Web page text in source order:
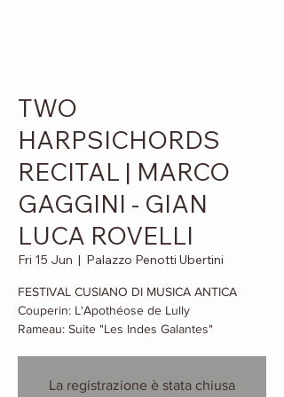
TWO
HARPSICHORDS
RECITAL | MARCO
GAGGINI - GIAN
LUCA ROVELLI
Fri 15 Jun
  |
Palazzo Penotti Ubertini
FESTIVAL CUSIANO DI MUSICA ANTICA
Couperin: L'Apothéose de Lully
Rameau: Suite "Les Indes Galantes"
La registrazione è stata chiusa